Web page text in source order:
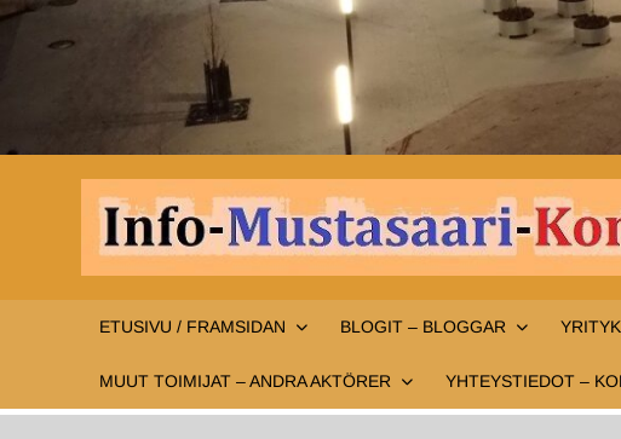
ETUSIVU / FRAMSIDAN BLOGIT – BLOGGAR
MUUT TOIMIJAT – ANDRA AKTÖRER YHTEYSTIEDOT –